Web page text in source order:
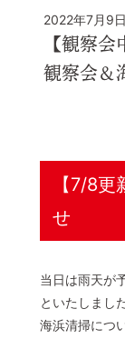
2022年7月9
【観察
観察会＆
【7/8
せ
当日は雨天が
といたしました
海浜清掃につ
交
観
陸